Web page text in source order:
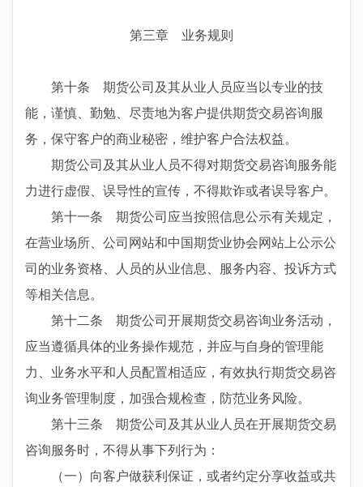
第三章 业务规则
第十条 期货公司及其从业人员应当以专业的技
能，谨慎、勤勉、尽责地为客户提供期货交易咨询服
务，保守客户的商业秘密，维护客户合法权益。
期货公司及其从业人员不得对期货交易咨询服务能
力进行虚假、误导性的宣传，不得欺诈或者误导客户。
第十一条 期货公司应当按照信息公示有关规定，
在营业场所、公司网站和中国期货业协会网站上公示公
司的业务资格、人员的从业信息、服务内容、投诉方式
等相关信息。
第十二条 期货公司开展期货交易咨询业务活动，
应当遵循具体的业务操作规范，并应与自身的管理能
力、业务水平和人员配置相适应，有效执行期货交易咨
询业务管理制度，加强合规检查，防范业务风险。
第十三条 期货公司及其从业人员在开展期货交易
咨询服务时，不得从事下列行为：
（一）向客户做获利保证，或者约定分享收益或共